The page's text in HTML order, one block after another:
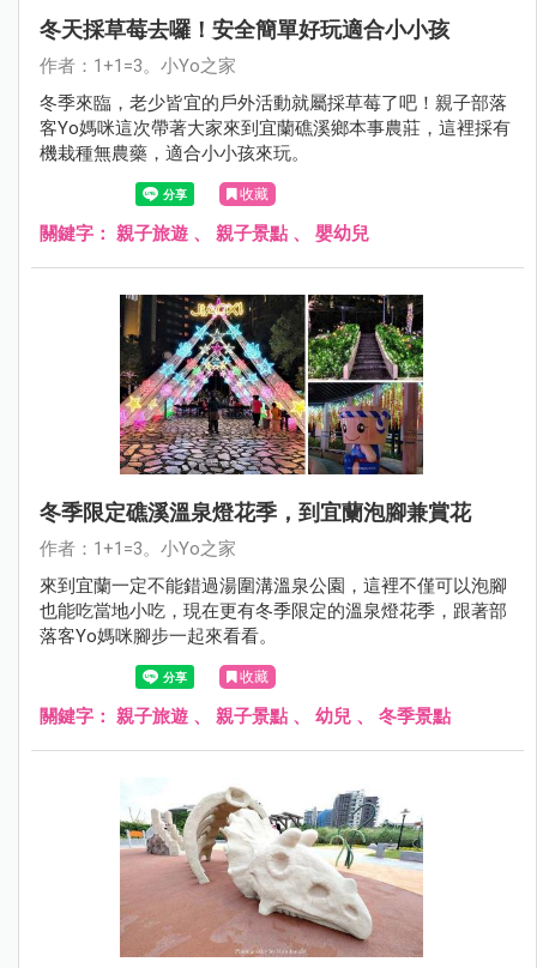
冬天採草莓去囉！安全簡單好玩適合小小孩
作者：1+1=3。小Yo之家
冬季來臨，老少皆宜的戶外活動就屬採草莓了吧！親子部落
客Yo媽咪這次帶著大家來到宜蘭礁溪鄉本事農莊，這裡採有
機栽種無農藥，適合小小孩來玩。
收藏
關鍵字： 親子旅遊 、 親子景點 、 嬰幼兒
冬季限定礁溪溫泉燈花季，到宜蘭泡腳兼賞花
作者：1+1=3。小Yo之家
來到宜蘭一定不能錯過湯圍溝溫泉公園，這裡不僅可以泡腳
也能吃當地小吃，現在更有冬季限定的溫泉燈花季，跟著部
落客Yo媽咪腳步一起來看看。
收藏
關鍵字： 親子旅遊 、 親子景點 、 幼兒 、 冬季景點